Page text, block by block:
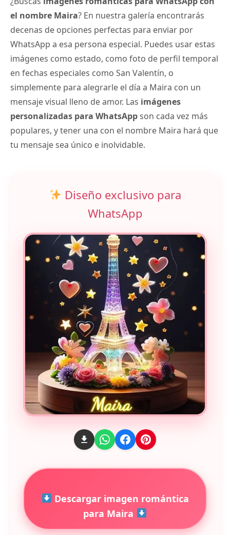
el nombre Maira? En nuestra galería encontrarás
decenas de opciones perfectas para enviar por
WhatsApp a esa persona especial. Puedes usar estas
imágenes como estado, como foto de perfil temporal
en fechas especiales como San Valentín, o
simplemente para alegrarle el día a Maira con un
mensaje visual lleno de amor. Las imágenes
personalizadas para WhatsAppson cada vez más
populares, y tener una con el nombre Maira hará que
tu mensaje sea único e inolvidable.
Diseño exclusivo para
WhatsApp
Descargar imagen romántica
para Maira